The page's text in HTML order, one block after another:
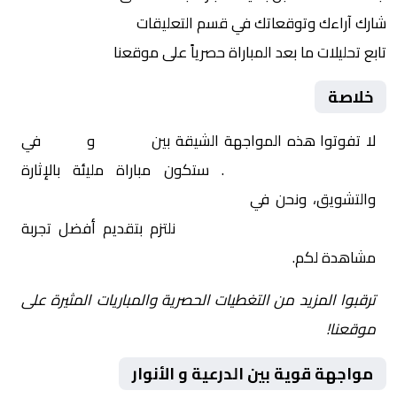
شارك آراءك وتوقعاتك في قسم التعليقات
تابع تحليلات ما بعد المباراة حصرياً على موقعنا
خلاصة
لا تفوتوا هذه المواجهة الشيقة بين و
في
. ستكون مباراة مليئة بالإثارة
والتشويق، ونحن في
نلتزم بتقديم أفضل تجربة
مشاهدة لكم.
ترقبوا المزيد من التغطيات الحصرية والمباريات المثيرة على
موقعنا!
مواجهة قوية بين الدرعية و الأنوار